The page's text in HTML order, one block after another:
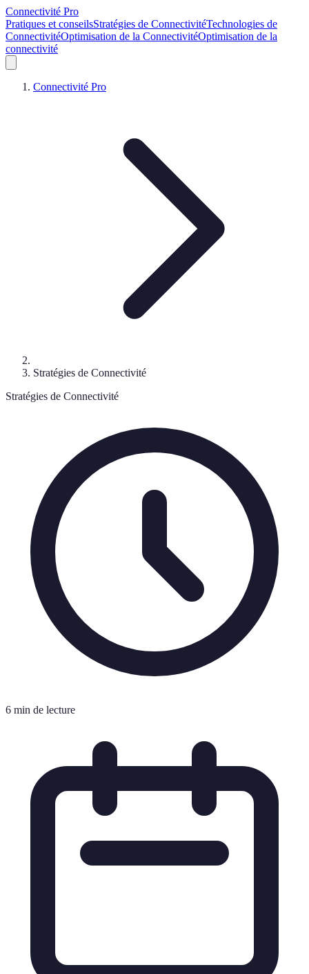
Connectivité Pro
Pratiques et conseilsStratégies de ConnectivitéTechnologies de
ConnectivitéOptimisation de la ConnectivitéOptimisation de la
connectivité
Connectivité Pro
Stratégies de Connectivité
Stratégies de Connectivité
6 min de lecture